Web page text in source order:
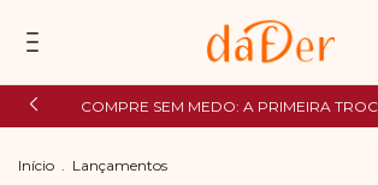
COMPRE SEM MEDO: A PRIMEIRA
Início . Lançamentos